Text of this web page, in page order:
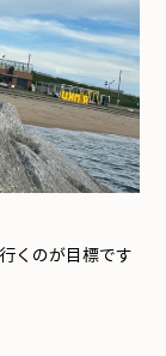
くのが目標です